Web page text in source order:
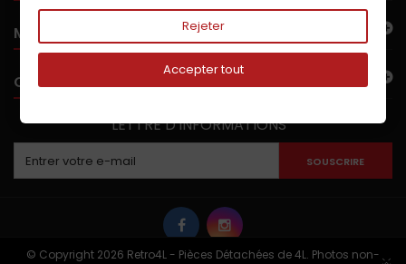
© Copyright 2026 Retro4L - Pièces Détachées de 4L. Photos non-
MON COMPTE
CONTACTEZ-NOUS
LETTRE D'INFORMATIONS
SOUSCRIRE
Rejeter
Accepter tout